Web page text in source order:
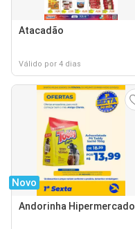
Atacadão
Válido por 4 dias
Novo
Andorinha Hipermercado